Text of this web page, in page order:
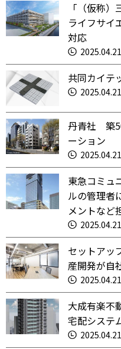
「（仮称
ライフサイ
対応
共同カイテ
丹青社 築
ーション
東急コミュ
ルの管理者
メントなど
セットアッ
産開発が自
大成有楽
宅配システ